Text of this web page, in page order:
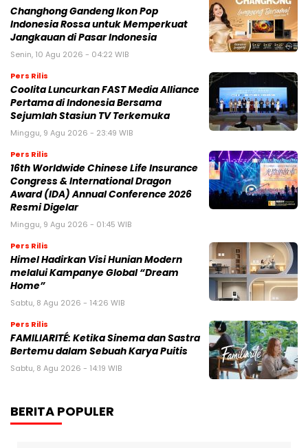
Changhong Gandeng Ikon Pop
Indonesia Rossa untuk Memperkuat
Jangkauan di Pasar Indonesia
Senin, 10 Agu 2026 - 04:22 WIB
Pers Rilis
Coolita Luncurkan FAST Media Alliance
Pertama di Indonesia Bersama
Sejumlah Stasiun TV Terkemuka
Minggu, 9 Agu 2026 - 23:49 WIB
Pers Rilis
16th Worldwide Chinese Life Insurance
Congress & International Dragon
Award (IDA) Annual Conference 2026
Resmi Digelar
Minggu, 9 Agu 2026 - 01:45 WIB
Pers Rilis
Himel Hadirkan Visi Hunian Modern
melalui Kampanye Global “Dream
Home”
Sabtu, 8 Agu 2026 - 14:26 WIB
Pers Rilis
FAMILIARITÉ: Ketika Sinema dan Sastra
Bertemu dalam Sebuah Karya Puitis
Sabtu, 8 Agu 2026 - 14:19 WIB
BERITA POPULER